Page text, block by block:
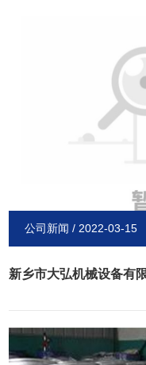
间部份的材料会被拉伸，而边
加热坯料就会使这一过程变得平
使其变形过程更加平稳。而“冲
有个别用冲圧工艺外，其余全
状区别于椭园封头与碟形平板
容器、机械制造、油罐、水罐
槽车、制冷制热设备、钢厂、
炼有色金属、陶粒砂生产用锅。
公司新闻 / 2022-03-15
新乡市大弘机械设备有